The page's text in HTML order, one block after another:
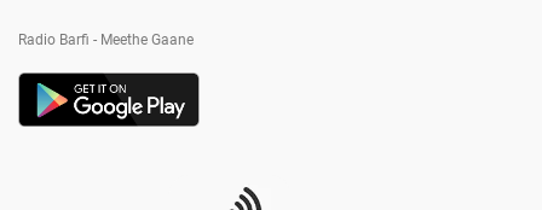
Radio Barfi - Meethe Gaane